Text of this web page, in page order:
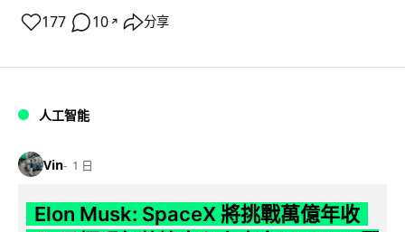
177 10 ↗ 分享
人工智能
Vin 1 日
Elon Musk: SpaceX 將挑戰萬億年收